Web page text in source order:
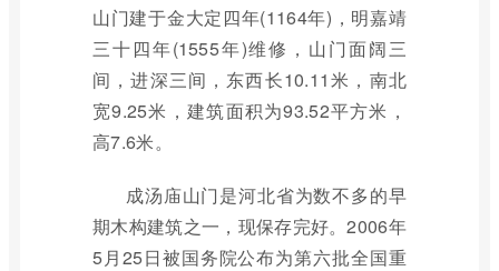
山门建于金大定四年(1164年)，明嘉靖
三十四年(1555年)维修，山门面阔三
间，进深三间，东西长10.11米，南北
宽9.25米，建筑面积为93.52平方米，
高7.6米。
成汤庙山门是河北省为数不多的早
期木构建筑之一，现保存完好。2006年
5月25日被国务院公布为第六批全国重